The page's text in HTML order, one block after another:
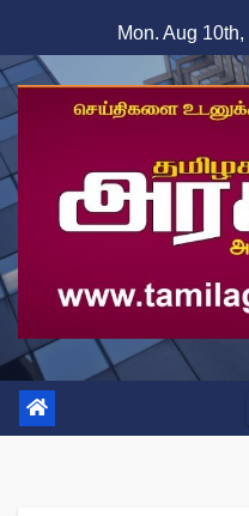
to
content
Mon. Aug